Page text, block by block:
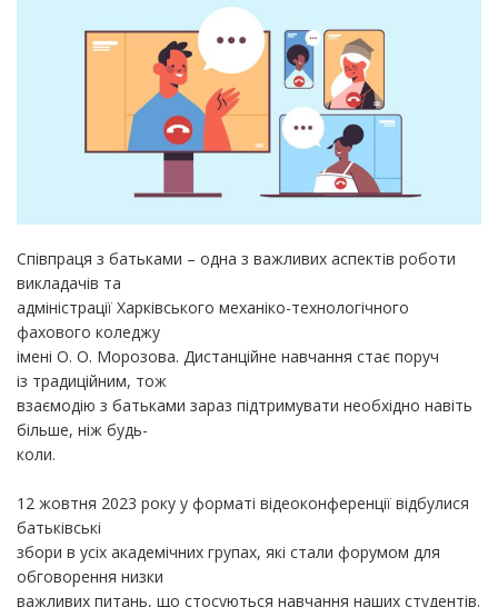
Співпраця з батьками – одна з важливих аспектів роботи
викладачів та
адміністрації Харківського механіко-технологічного
фахового коледжу
імені О. О. Морозова. Дистанційне навчання стає поруч
із традиційним, тож
взаємодію з батьками зараз підтримувати необхідно навіть
більше, ніж будь-
коли.
12 жовтня 2023 року у форматі відеоконференції відбулися
батьківські
збори в усіх академічних групах, які стали форумом для
обговорення низки
важливих питань, що стосуються навчання наших студентів.